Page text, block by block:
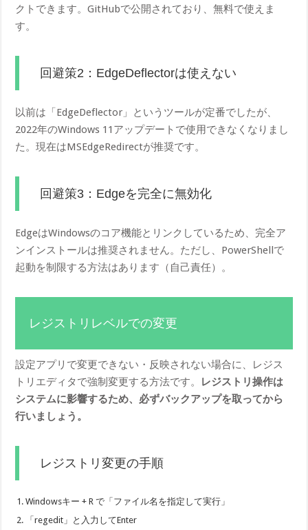
クトできます。GitHubで公開されており、無料で使えま
す。
回避策2：EdgeDeflectorは使えない
以前は「EdgeDeflector」というツールが定番でしたが、
2022年のWindows 11アップデートで使用できなくなりまし
た。現在はMSEdgeRedirectが推奨です。
回避策3：Edgeを完全に無効化
EdgeはWindowsのコア機能とリンクしているため、完全ア
ンインストールは推奨されません。ただし、PowerShellで
起動を制限する方法はあります（自己責任）。
レジストリレベルでの変更
設定アプリで変更できない・反映されない場合に、レジス
トリエディタで強制変更する方法です。 レジストリ操作は
システムに影響するため、必ずバックアップを取ってから
行いましょう。
レジストリ変更の手順
Windowsキー + R で「ファイル名を指定して実行」
「regedit」と入力してEnter